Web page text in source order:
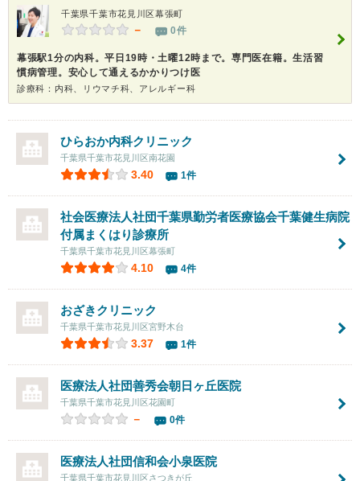
千葉県千葉市花見川区幕張町
－ 0件
幕張駅1分の内科。平日19時・土曜12時まで。専門医在籍。生活習
慣病管理。安心して通えるかかりつけ医
診療科：内科、リウマチ科、アレルギー科
ひらおか内科クリニック
千葉県千葉市花見川区南花園
3.40 1件
社会医療法人社団千葉県勤労者医療協会千葉健生病院
付属まくはり診療所
千葉県千葉市花見川区幕張町
4.10 4件
おざきクリニック
千葉県千葉市花見川区宮野木台
3.37 1件
医療法人社団善秀会朝日ヶ丘医院
千葉県千葉市花見川区花園町
－ 0件
医療法人社団信和会小泉医院
千葉県千葉市花見川区さつきが丘